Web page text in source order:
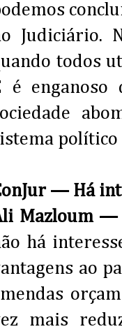
Judiciário.
todos
é enganoso
político
— Há
Mazloum
há
ao
mais